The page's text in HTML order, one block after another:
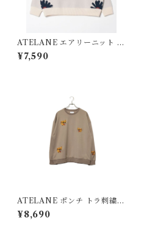
ATELANE エアリーニット W
ジャガード クルーネック フラ
ワー オフホワイト 25A-2103
¥7,590
ATELANE ポンチ トラ刺繍
プルオーバー ベージュ 25A-1
4011
¥8,690